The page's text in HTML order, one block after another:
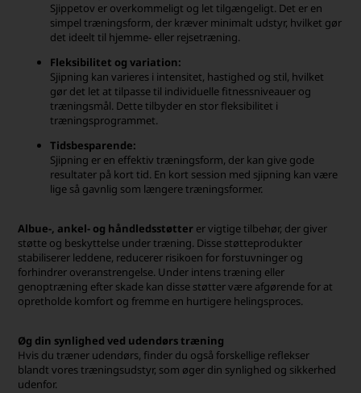
Sjippetov er overkommeligt og let tilgængeligt. Det er en
simpel træningsform, der kræver minimalt udstyr, hvilket gør
det ideelt til hjemme- eller rejsetræning.
Fleksibilitet og variation:
Sjipning kan varieres i intensitet, hastighed og stil, hvilket
gør det let at tilpasse til individuelle fitnessniveauer og
træningsmål. Dette tilbyder en stor fleksibilitet i
træningsprogrammet.
Tidsbesparende:
Sjipning er en effektiv træningsform, der kan give gode
resultater på kort tid. En kort session med sjipning kan være
lige så gavnlig som længere træningsformer.
Albue-, ankel- og håndledsstøtter er vigtige tilbehør, der giver
støtte og beskyttelse under træning. Disse støtteprodukter
stabiliserer leddene, reducerer risikoen for forstuvninger og
forhindrer overanstrengelse. Under intens træning eller
genoptræning efter skade kan disse støtter være afgørende for at
opretholde komfort og fremme en hurtigere helingsproces.
Øg din synlighed ved udendørs træning
Hvis du træner udendørs, finder du også forskellige reflekser
blandt vores træningsudstyr, som øger din synlighed og sikkerhed
udenfor.